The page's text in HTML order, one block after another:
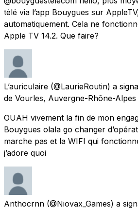
télé via l’app Bouygues sur
automatiquement. Cela ne
Apple TV 14.2. Que faire?
L’auriculaire (@LaurieRoutin) a
de Vourles, Auvergne-Rhône-Alpes
OUAH vivement la fin de mon
Bouygues olala go changer
marche pas et la WIFI qui
j’adore quoi
Anthocrnn (@Niovax_Games) a